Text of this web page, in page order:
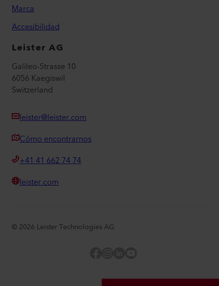
Marca
Accesibilidad
Leister AG
Galileo-Strasse 10
6056 Kaegiswil
Switzerland
leister@leister.com
Cómo encontrarnos
+41 41 662 74 74
leister.com
© 2026 Leister Technologies AG